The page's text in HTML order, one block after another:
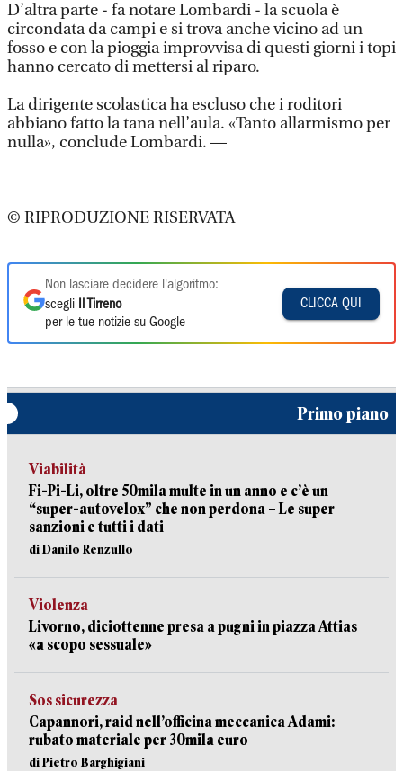
D’altra parte - fa notare Lombardi - la scuola è
circondata da campi e si trova anche vicino ad un
fosso e con la pioggia improvvisa di questi giorni i topi
hanno cercato di mettersi al riparo.
La dirigente scolastica ha escluso che i roditori
abbiano fatto la tana nell’aula. «Tanto allarmismo per
nulla», conclude Lombardi. —
© RIPRODUZIONE RISERVATA
Non lasciare decidere l'algoritmo:
scegli
Il Tirreno
per le tue notizie su Google
CLICCA QUI
Primo piano
Viabilità
Fi-Pi-Li, oltre 50mila multe in un anno e c’è un
“super-autovelox” che non perdona – Le super
sanzioni e tutti i dati
di Danilo Renzullo
Violenza
Livorno, diciottenne presa a pugni in piazza Attias
«a scopo sessuale»
Sos sicurezza
Capannori, raid nell’officina meccanica Adami:
rubato materiale per 30mila euro
di Pietro Barghigiani